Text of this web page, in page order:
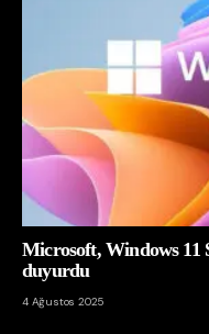
Microsoft, Windows 11
duyurdu
4 Ağustos 2025